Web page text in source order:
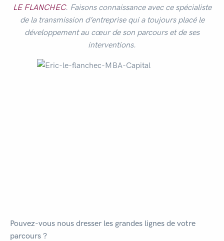
LE FLANCHEC. Faisons connaissance avec ce spécialiste
de la transmission d’entreprise qui a toujours placé le
développement au cœur de son parcours et de ses
interventions.
Pouvez-vous nous dresser les grandes lignes de votre
parcours ?